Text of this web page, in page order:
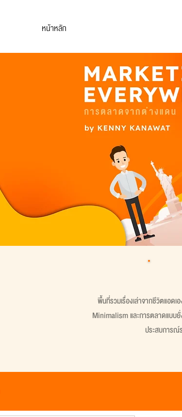
หน้าหลัก
พื้นที่รวมเรื่องเล่าจากชีวิตแอด
Minimalism และการตลาดแบบยั่
ประสบการณ์